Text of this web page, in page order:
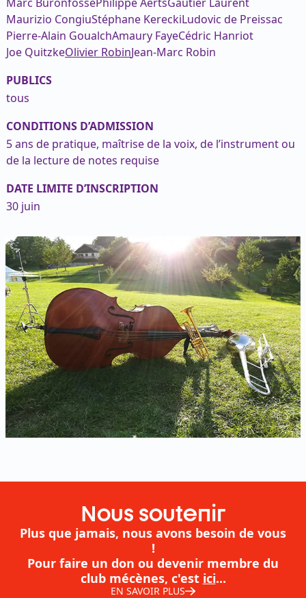
Maurizio CongiuStéphane KereckiLudovic de Preissac
Pierre-Alain GoualchAmaury FayeCédric Hanriot
Joe QuitzkeOlivier RobinJean-Marc Robin
PUBLICS
tous
CONDITIONS D’ADMISSION
5 ans de pratique, maîtrise de la voix, de l’instrument ou
de la lecture de notes requise
DATE LIMITE D’INSCRIPTION
30 juin
Nous soutenir
Plus que jamais, nous avons besoin de vous
!
Pour faire un don ou devenir membre du
club mécènes, c'est ici...
EN SAVOIR PLUS